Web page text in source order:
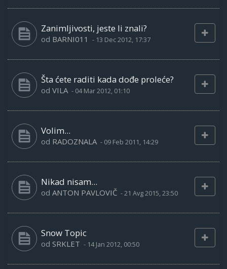
Zanimljivosti, jeste li znali?
od BARNI011 - 13 Dec 2012, 17:37
Šta ćete raditi kada dođe proleće?
od VILA - 04 Mar 2012, 01:10
Volim...
od RADOZNALA - 09 Feb 2011, 14:29
Nikad nisam...
od ANTON PAVLOVIČ -21 Avg 2015, 23:50
Snow Topic
od SRKLET - 14 Jan 2012, 00:50